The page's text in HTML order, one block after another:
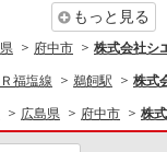
もっと見る
府中市 株式会社シ
Ｒ福塩線 鵜飼駅 株式
広島県 府中市 株